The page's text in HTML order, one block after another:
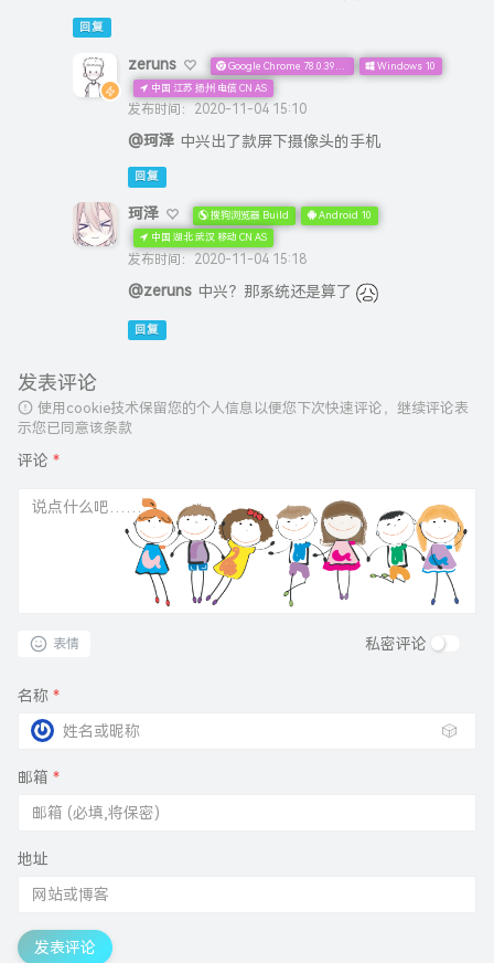
回复
zeruns Google Chrome 78.0.3904.108 Windows 10
中国 江苏 扬州 电信 CN AS
发布时间：2020-11-04 15:10
@珂泽 中兴出了款屏下摄像头的手机
回复
珂泽 搜狗浏览器 Build Android 10
中国 湖北 武汉 移动 CN AS
发布时间：2020-11-04 15:18
@zeruns 中兴？那系统还是算了
回复
发表评论
使用cookie技术保留您的个人信息以便您下次快速评论，继续评论表
示您已同意该条款
评论 *
表情 私密评论
名称 *
🎲
邮箱 *
地址
发表评论